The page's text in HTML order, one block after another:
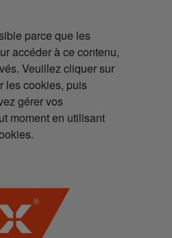
parce que les
accéder à ce contenu,
Veuillez cliquer sur
les cookies, puis
gérer vos
moment en utilisant